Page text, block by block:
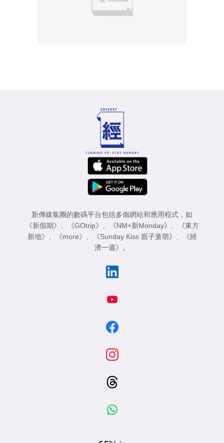
新傳媒集團的數碼平台包括多個網站和應用程式，如
《新假期》
《GOtrip》 《NM+新Monday》
《東方
新地》
《more》 《Sunday Kiss 親子童萌》
《經
濟一週》
。